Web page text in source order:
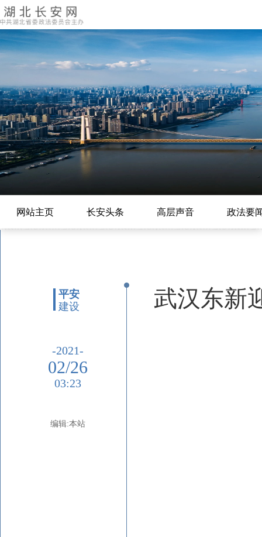
网站主页 长安头条 高层声音 政法要
平安
建设
-2021-
02/26
03:23
编辑:本站
武汉东新